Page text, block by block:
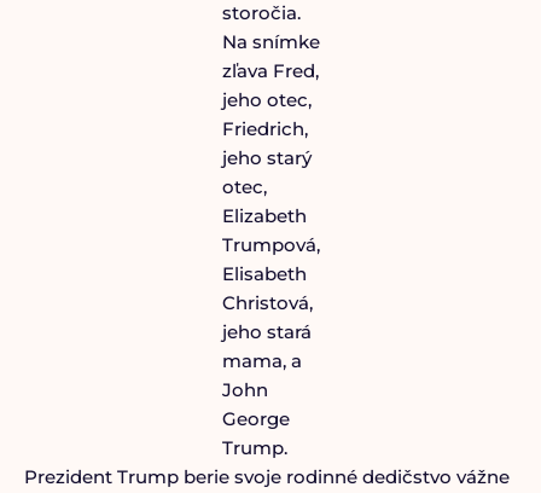
storočia.
Na snímke
zľava Fred,
jeho otec,
Friedrich,
jeho starý
otec,
Elizabeth
Trumpová,
Elisabeth
Christová,
jeho stará
mama, a
John
George
Trump.
Prezident Trump berie svoje rodinné dedičstvo vážne